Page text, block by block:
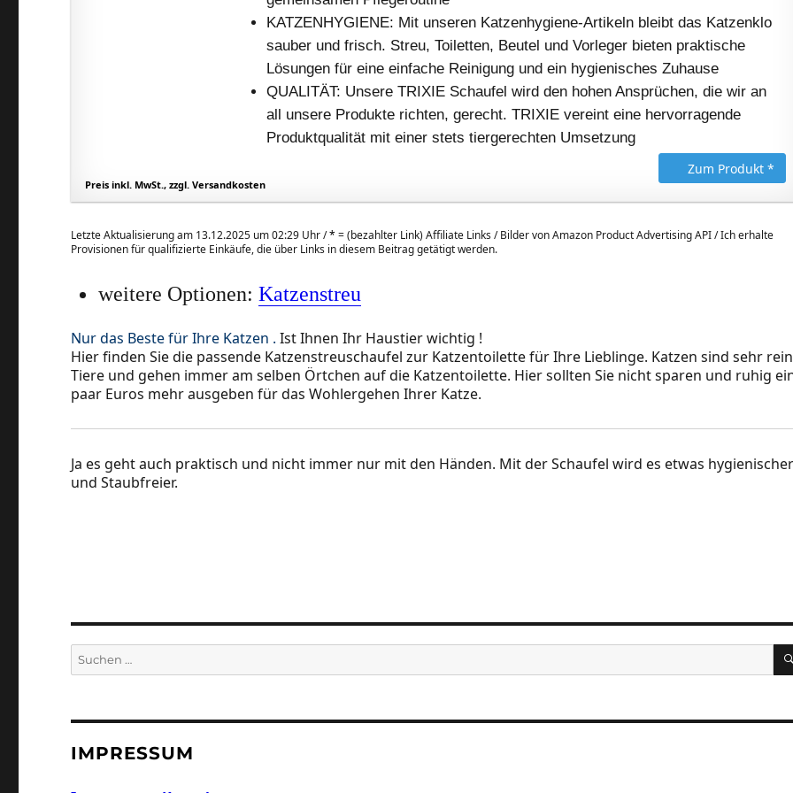
KATZENHYGIENE: Mit unseren Katzenhygiene-Artikeln bleibt das Katzenklo
sauber und frisch. Streu, Toiletten, Beutel und Vorleger bieten praktische
Lösungen für eine einfache Reinigung und ein hygienisches Zuhause
QUALITÄT: Unsere TRIXIE Schaufel wird den hohen Ansprüchen, die wir an
all unsere Produkte richten, gerecht. TRIXIE vereint eine hervorragende
Produktqualität mit einer stets tiergerechten Umsetzung
Zum Produkt *
Preis inkl. MwSt., zzgl. Versandkosten
Letzte Aktualisierung am 13.12.2025 um 02:29 Uhr /* = (bezahlter Link) Affiliate Links / Bilder von Amazon Product Advertising API / Ich erhalte
Provisionen für qualifizierte Einkäufe, die über Links in diesem Beitrag getätigt werden.
weitere Optionen: Katzenstreu
Nur das Beste für Ihre Katzen .Ist Ihnen Ihr Haustier wichtig !
Hier finden Sie die passende Katzenstreuschaufel zur Katzentoilette für Ihre Lieblinge. Katzen sind sehr
Tiere und gehen immer am selben Örtchen auf die Katzentoilette. Hier sollten Sie nicht sparen und ruhig
paar Euros mehr ausgeben für das Wohlergehen Ihrer Katze.
Ja es geht auch praktisch und nicht immer nur mit den Händen. Mit der Schaufel wird es etwas
und Staubfreier.
Suchen
nach:
IMPRESSUM